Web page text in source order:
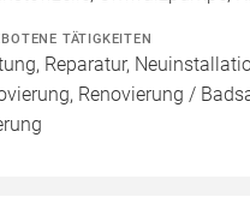
TÄTIGKEITEN
Reparatur,
Renovierung /